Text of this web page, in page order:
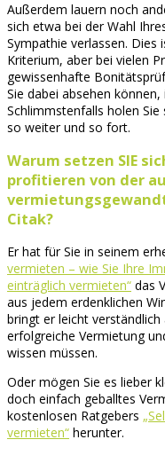
Außerdem lauern noch
sich etwa bei der Wahl
Sympathie verlassen. Dies
Kriterium, aber bei vielen
gewissenhafte
Sie dabei absehen
Schlimmstenfalls holen
so weiter und so fort.
Warum setzen SIE
profitieren von der
Citak?
Er hat für Sie in seinem
vermieten – wie Sie Ihre
einträglich vermieten“ das
aus jedem erdenklichen
bringt er leicht
erfolgreiche Vermietung
wissen müssen.
Oder mögen Sie es lieber
doch einfach geballtes
kostenlosen Ratgebers
vermieten“ herunter.